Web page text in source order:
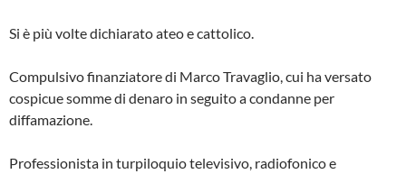
Si è più volte dichiarato ateo e cattolico.
Compulsivo finanziatore di Marco Travaglio, cui ha versato
cospicue somme di denaro in seguito a condanne per
diffamazione.
Professionista in turpiloquio televisivo, radiofonico e